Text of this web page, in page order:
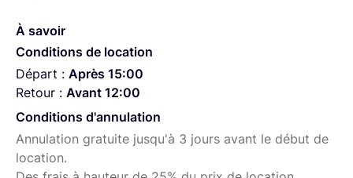
À savoir
Conditions de location
Départ : Après 15:00
Retour : Avant 12:00
Conditions d'annulation
Annulation gratuite jusqu'à 3 jours avant le début de
location.